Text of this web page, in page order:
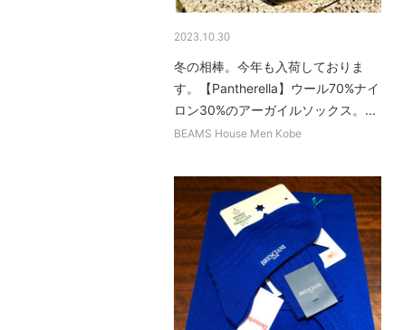
2023.10.30
冬の相棒。今年も入荷しておりま
す。【Pantherella】ウール70%ナイ
ロン30%のアーガイルソックス。...
BEAMS House Men Kobe